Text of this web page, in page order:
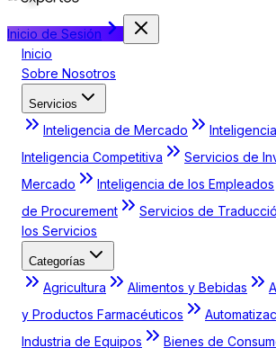
Inicio de Sesión
Inicio
Sobre Nosotros
Servicios
Inteligencia de Mercado
Inteligencia Competitiva
Servicios de
Mercado
Inteligencia de los Empleados
de Procurement
Servicios de
los Servicios
Categorías
Agricultura Alimentos y Bebidas
y Productos Farmacéuticos
Industria de Equipos
Bienes de